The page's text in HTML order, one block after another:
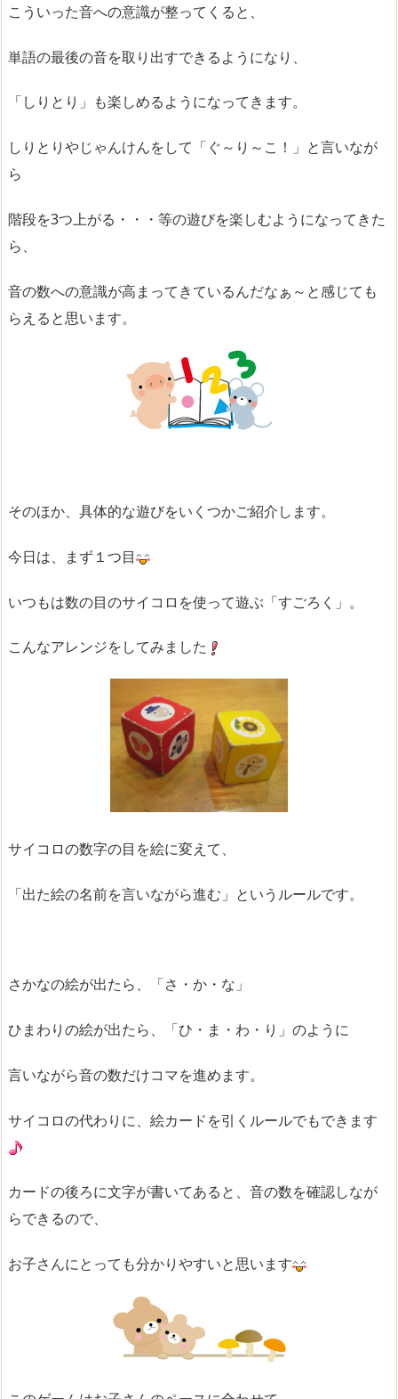
こういった音への意識が整ってくると、
単語の最後の音を取り出すできるようになり、
「しりとり」も楽しめるようになってきます。
しりとりやじゃんけんをして「ぐ～り～こ！」と言いなが
ら
階段を3つ上がる・・・等の遊びを楽しむようになってきた
ら、
音の数への意識が高まってきているんだなぁ～と感じても
らえると思います。
そのほか、具体的な遊びをいくつかご紹介します。
今日は、まず１つ目
いつもは数の目のサイコロを使って遊ぶ「すごろく」。
こんなアレンジをしてみました
サイコロの数字の目を絵に変えて、
「出た絵の名前を言いながら進む」というルールです。
さかなの絵が出たら、「さ・か・な」
ひまわりの絵が出たら、「ひ・ま・わ・り」のように
言いながら音の数だけコマを進めます。
サイコロの代わりに、絵カードを引くルールでもできます
カードの後ろに文字が書いてあると、音の数を確認しなが
らできるので、
お子さんにとっても分かりやすいと思います